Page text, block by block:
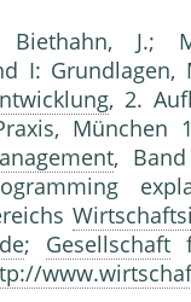
Biethahn, J.;
I: Grundlagen,
, 2.
München
, Band
; Gesellschaft